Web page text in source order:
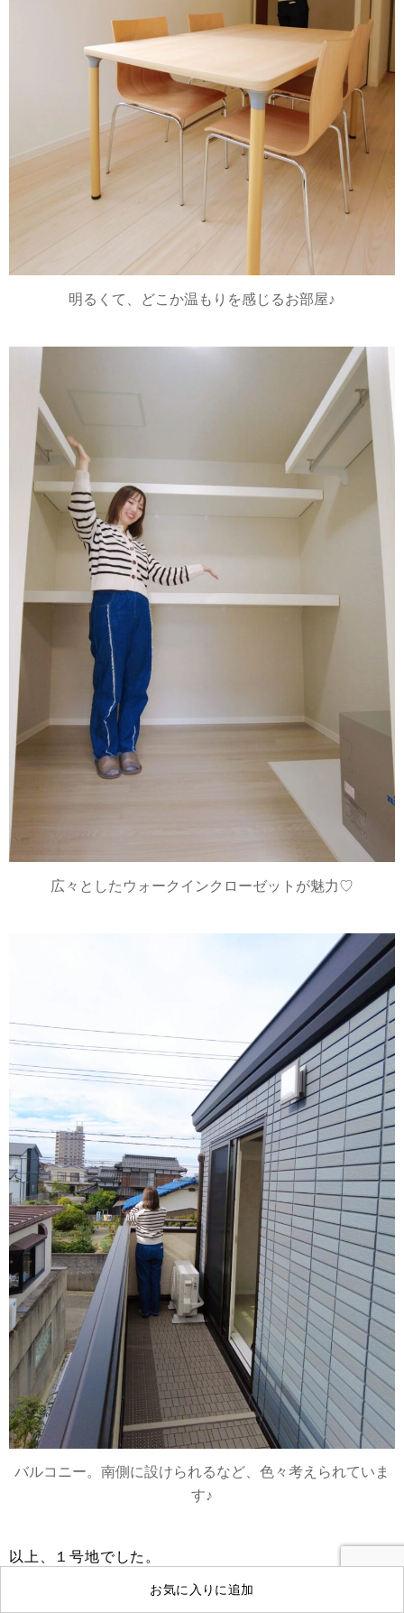
明るくて、どこか温もりを感じるお部屋♪
広々としたウォークインクローゼットが魅力♡
バルコニー。南側に設けられるなど、色々考えられていま
す♪
以上、１号地でした。
この他にも、貴方だけの魅力があるかも知れないから、
お気に入りに追加